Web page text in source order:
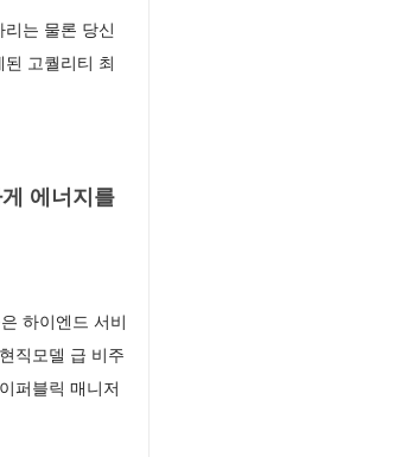
는 물론 당신
고퀄리티 최
에너지를
하이엔드 서비
직모델 급 비주
퍼블릭 매니저